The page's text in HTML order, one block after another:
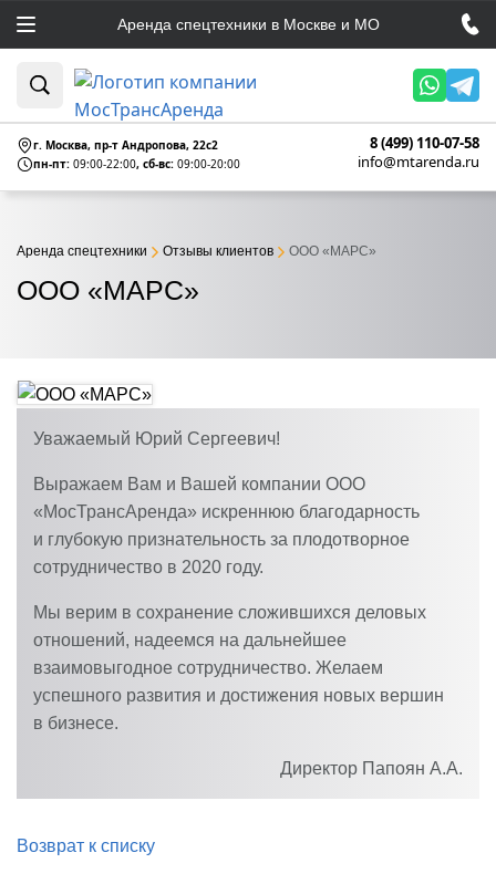
Аренда спецтехники в Москве и МО
г. Москва, пр-т Андропова, 22c2
пн-пт: 09:00-22:00, сб-вс: 09:00-20:00
8 (499) 110-07-58
info@mtarenda.ru
ООО «МАРС»
Аренда спецтехники Отзывы клиентов ООО «МАРС»
Уважаемый Юрий Сергеевич!
Выражаем Вам и Вашей компании ООО
«МосТрансАренда» искреннюю благодарность
и глубокую признательность за плодотворное
сотрудничество в 2020 году.
Мы верим в сохранение сложившихся деловых
отношений, надеемся на дальнейшее
взаимовыгодное сотрудничество. Желаем
успешного развития и достижения новых вершин
в бизнесе.
Директор Папоян А.А.
Возврат к списку